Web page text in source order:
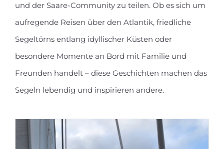
und der Saare-Community zu teilen. Ob es sich um
aufregende Reisen über den Atlantik, friedliche
Segeltörns entlang idyllischer Küsten oder
besondere Momente an Bord mit Familie und
Freunden handelt – diese Geschichten machen das
Segeln lebendig und inspirieren andere.